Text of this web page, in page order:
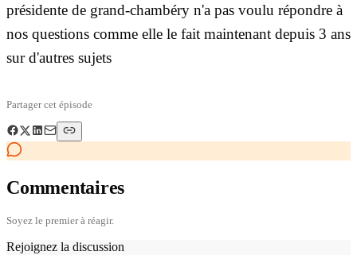
présidente de grand-chambéry n'a pas voulu répondre à
nos questions comme elle le fait maintenant depuis 3 ans
sur d'autres sujets
Partager cet épisode
Commentaires
Soyez le premier à réagir.
Rejoignez la discussion